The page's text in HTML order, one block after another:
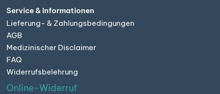
Service & Informationen
Lieferung- & Zahlungsbedingungen
AGB
Medizinischer Disclaimer
FAQ
Widerrufsbelehrung
Online-Widerruf